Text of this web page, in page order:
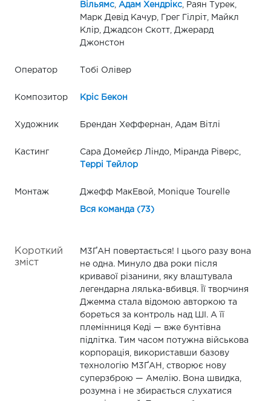
Вільямс, Адам Хендрікс, Раян Турек,
Марк Девід Качур, Грег Гілріт, Майкл
Клір, Джадсон Скотт, Джерард
Джонстон
Оператор Тобі Олівер
Композитор Кріс Бекон
Художник Брендан Хеффернан, Адам Вітлі
Кастинг
Сара Домейєр Ліндо, Міранда Ріверс,
Террі Тейлор
Монтаж Джефф МакЕвой, Monique Tourelle
Вся команда (73)
Короткий
зміст
М3ҐАН повертається! І цього разу вона
не одна. Минуло два роки після
кривавої різанини, яку влаштувала
легендарна лялька-вбивця. Її творчиня
Джемма стала відомою авторкою та
бореться за контроль над ШІ. А її
племінниця Кеді — вже бунтівна
підлітка. Тим часом потужна військова
корпорація, використавши базову
технологію М3ҐАН, створює нову
суперзброю — Амелію. Вона швидка,
розумна і не збирається слухатися